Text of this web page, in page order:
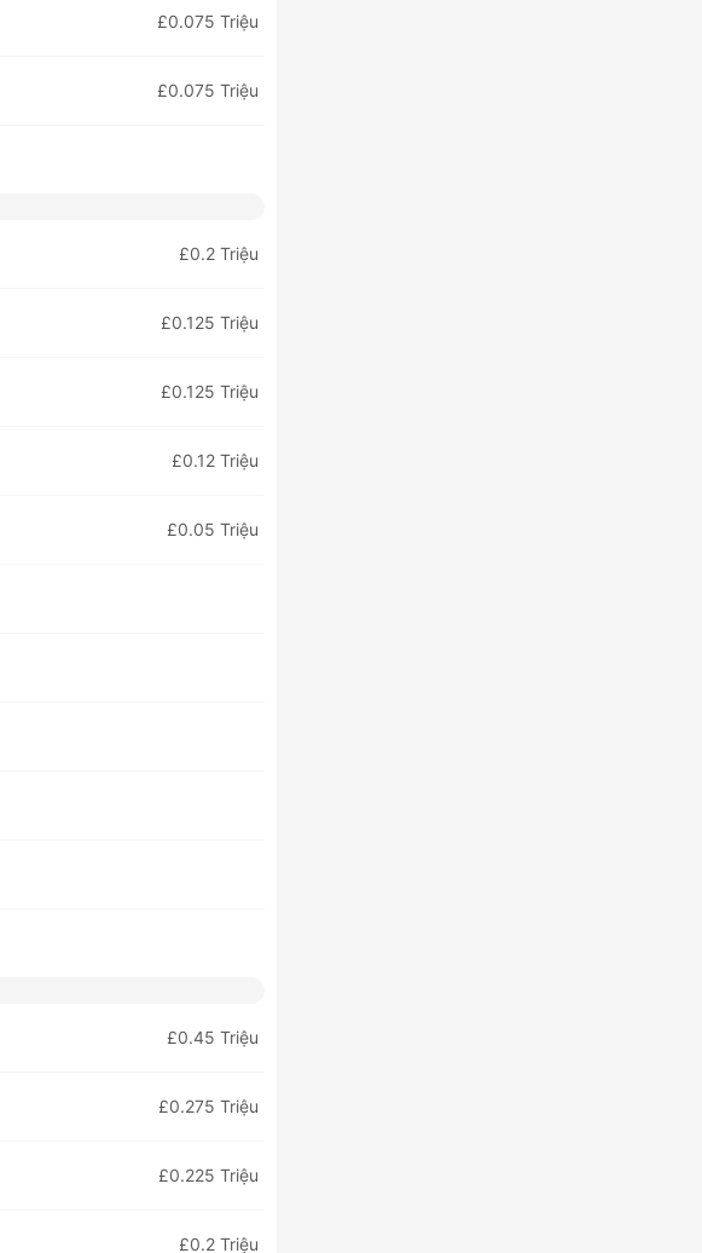
£0.075 Triệu
£0.075 Triệu
£0.2 Triệu
£0.125 Triệu
£0.125 Triệu
£0.12 Triệu
£0.05 Triệu
£0.45 Triệu
£0.275 Triệu
£0.225 Triệu
£0.2 Triệu